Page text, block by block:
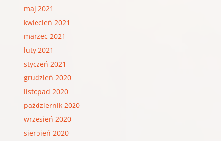
maj 2021
kwiecień 2021
marzec 2021
luty 2021
styczeń 2021
grudzień 2020
listopad 2020
październik 2020
wrzesień 2020
sierpień 2020